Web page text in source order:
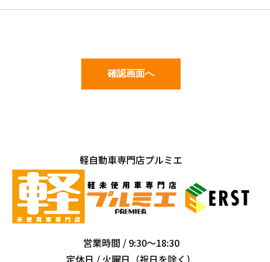
軽自動車専門店プルミエ
営業時間 / 9:30～18:30
定休日 / 火曜日（祝日を除く）